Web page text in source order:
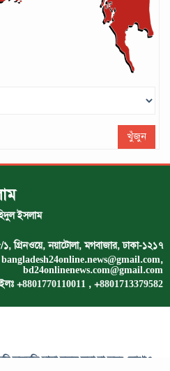
ট্রাম্প প্রশাসন ছাড়ার ঘোষণা ধনকুবের ইলন
খুঁজুন
ইসলাম
গ্রিনওয়ে, নয়াটোলা, মগবাজার, ঢাকা-১২১৭
bangladesh24online.news@gmail.com,
bd24onlinenews.com@gmail.com
+8801770110011 , +8801713379582
অনুমতি ছাড়া নকল করা বা অন্য কোথাও